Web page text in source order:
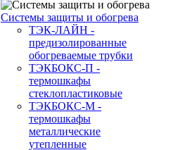
Системы защиты и обогрева
ТЭК-ЛАЙН -
предизолированные
обогреваемые трубки
ТЭКБОКС-П -
термошкафы
стеклопластиковые
ТЭКБОКС-М -
термошкафы
металлические
утепленные